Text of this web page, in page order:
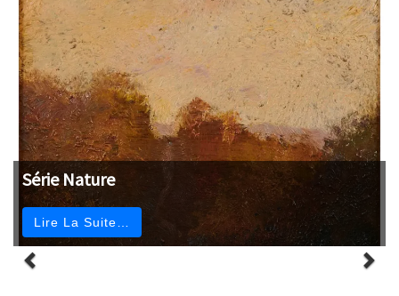
Série Nature
Lire La Suite…